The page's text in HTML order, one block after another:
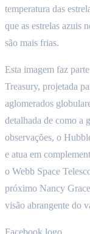
temperatura das
que as estrelas azuis
são mais frias.
Esta imagem faz
Treasury, projetada
aglomerados
detalhada de como a
observações, o
e atua em
o Webb Space
próximo Nancy
visão abrangente do
Facebook logo